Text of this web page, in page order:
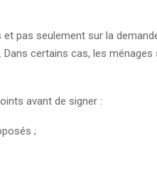
pas seulement sur la
certains cas, les
avant de signer :
;